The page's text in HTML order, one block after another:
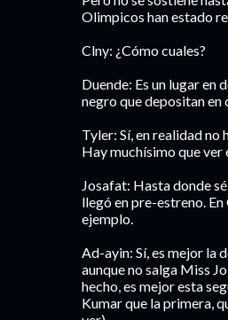
Olimpicos han estado
Clny: ¿Cómo cuales?
Duende: Es un lugar en
negro que depositan en
Tyler: Sí, en realidad no
Hay muchísimo que ver
Josafat: Hasta donde
llegó en pre-estreno.
ejemplo.
Ad-ayin: Sí, es mejor la
aunque no salga Miss
hecho, es mejor esta
Kumar que la primera,